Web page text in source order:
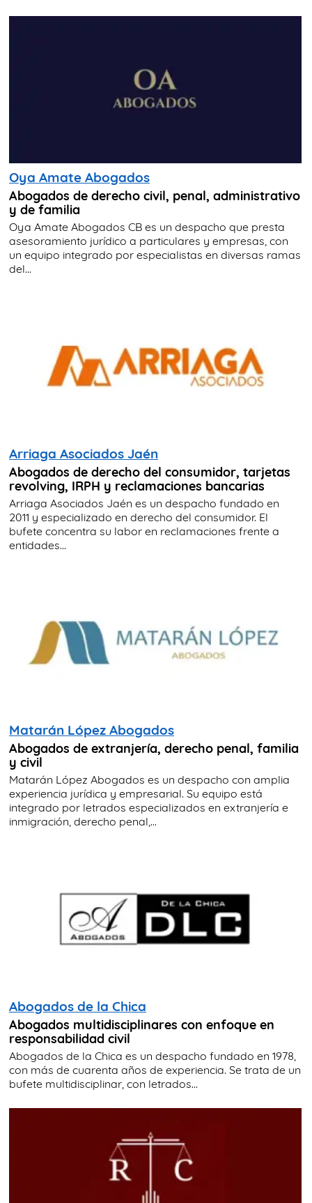
Oya Amate Abogados
Abogados de derecho civil, penal, administrativo
y de familia
Oya Amate Abogados CB es un despacho que presta
asesoramiento jurídico a particulares y empresas, con
un equipo integrado por especialistas en diversas ramas
del...
Arriaga Asociados Jaén
Abogados de derecho del consumidor, tarjetas
revolving, IRPH y reclamaciones bancarias
Arriaga Asociados Jaén es un despacho fundado en
2011 y especializado en derecho del consumidor. El
bufete concentra su labor en reclamaciones frente a
entidades...
Matarán López Abogados
Abogados de extranjería, derecho penal, familia
y civil
Matarán López Abogados es un despacho con amplia
experiencia jurídica y empresarial. Su equipo está
integrado por letrados especializados en extranjería e
inmigración, derecho penal,...
Abogados de la Chica
Abogados multidisciplinares con enfoque en
responsabilidad civil
Abogados de la Chica es un despacho fundado en 1978,
con más de cuarenta años de experiencia. Se trata de un
bufete multidisciplinar, con letrados...